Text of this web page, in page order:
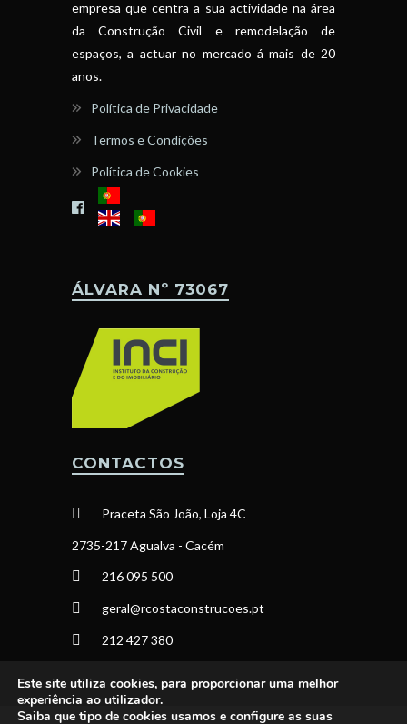
empresa que centra a sua actividade na área
da Construção Civil e remodelação de
espaços, a actuar no mercado á mais de 20
anos.
Política de Privacidade
Termos e Condições
Política de Cookies
ÁLVARA Nº 73067
CONTACTOS
Praceta São João, Loja 4C
2735-217 Agualva - Cacém
216 095 500
geral@rcostaconstrucoes.pt
212 427 380
Este site utiliza cookies, para proporcionar uma melhor
experiência ao utilizador.
Saiba que tipo de cookies usamos e configure as suas